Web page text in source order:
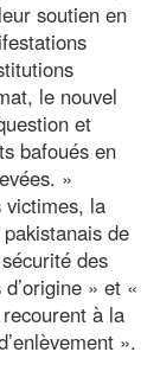
soutien en
le nouvel
et
bafoués en
»
victimes, la
de
des
» et «
à la
».